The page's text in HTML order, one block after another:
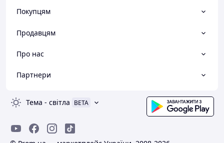
Покупцям
Продавцям
Про нас
Партнери
Тема - світла BETA